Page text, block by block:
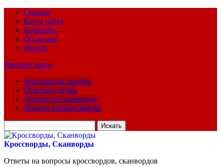
Главная
Карта сайта
Контакты
Об авторе
Форум
Верхнее меню
Кроссворды онлайн
Ответы к играм
Ответы на сканворды
Ответы на кроссворды
для:
Кроссворды, Сканворды
Ответы на вопросы кроссвордов, сканвордов